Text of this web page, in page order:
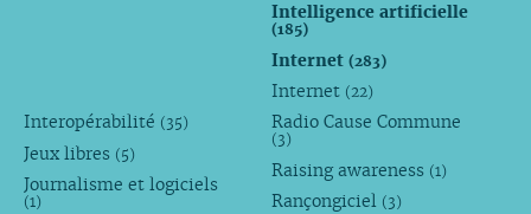
Intelligence artificielle
(185)
Internet(283)
Internet (22)
Interopérabilité (35)
Jeux libres (5)
Journalisme et logiciels
(1)
Radio Cause Commune
(3)
Raising awareness (1)
Rançongiciel (3)